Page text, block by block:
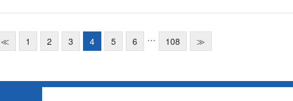
≪ 1 2 3 4 5 6 … 108 ≫